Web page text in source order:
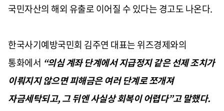
국민자산의 해외 유출로 이어질 수 있다는 경고도 나온다.
한국사기예방국민회 김주연 대표는 위즈경제와의
통화에서 “의심 계좌 단계에서 지급정지 같은 선제 조치가
이뤄지지 않으면 피해금은 여러 단계로 쪼개져
자금세탁되고, 그 뒤엔 사실상 회복이 어렵다”고 말했다.